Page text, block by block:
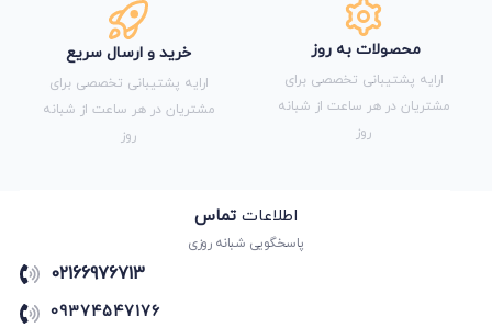
محصولات به روز
ارایه پشتیبانی تخصصی برای
مشتریان در هر ساعت از شبانه
روز
خرید و ارسال سریع
ارایه پشتیبانی تخصصی برای
مشتریان در هر ساعت از شبانه
روز
اطلاعات تماس
پاسخگویی شبانه روزی
02166976713
09374547176